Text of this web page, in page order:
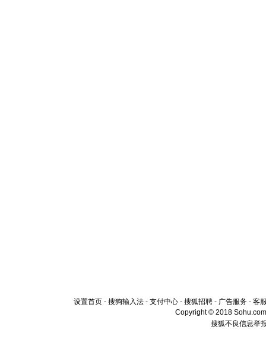
设置首页 - 搜狗输入法 - 支付中心 - 搜狐招聘 - 广告服务 - 客
Copyright © 2018
搜狐不良信息举